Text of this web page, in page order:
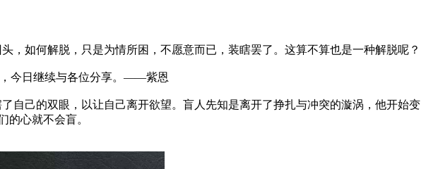
，如何解脱，只是为情所困，不愿意而已，装瞎罢了。这算不算也是一种解脱呢？
，今日继续与各位分享。——紫恩
自己的双眼，以让自己离开欲望。盲人先知是离开了挣扎与冲突的漩涡，他开始变
的心就不会盲。